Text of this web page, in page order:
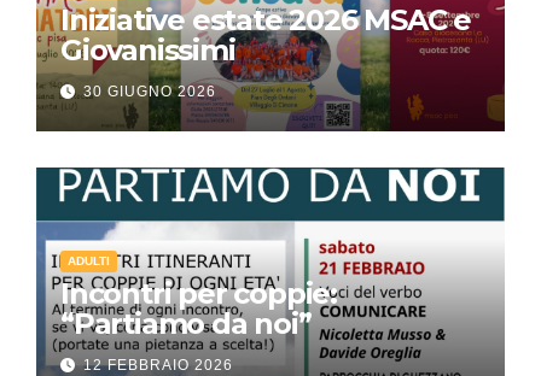
Iniziative estate 2026 MSAC e
Giovanissimi
30 GIUGNO 2026
ADULTI
Incontri per coppie:
“Partiamo da noi”
12 FEBBRAIO 2026